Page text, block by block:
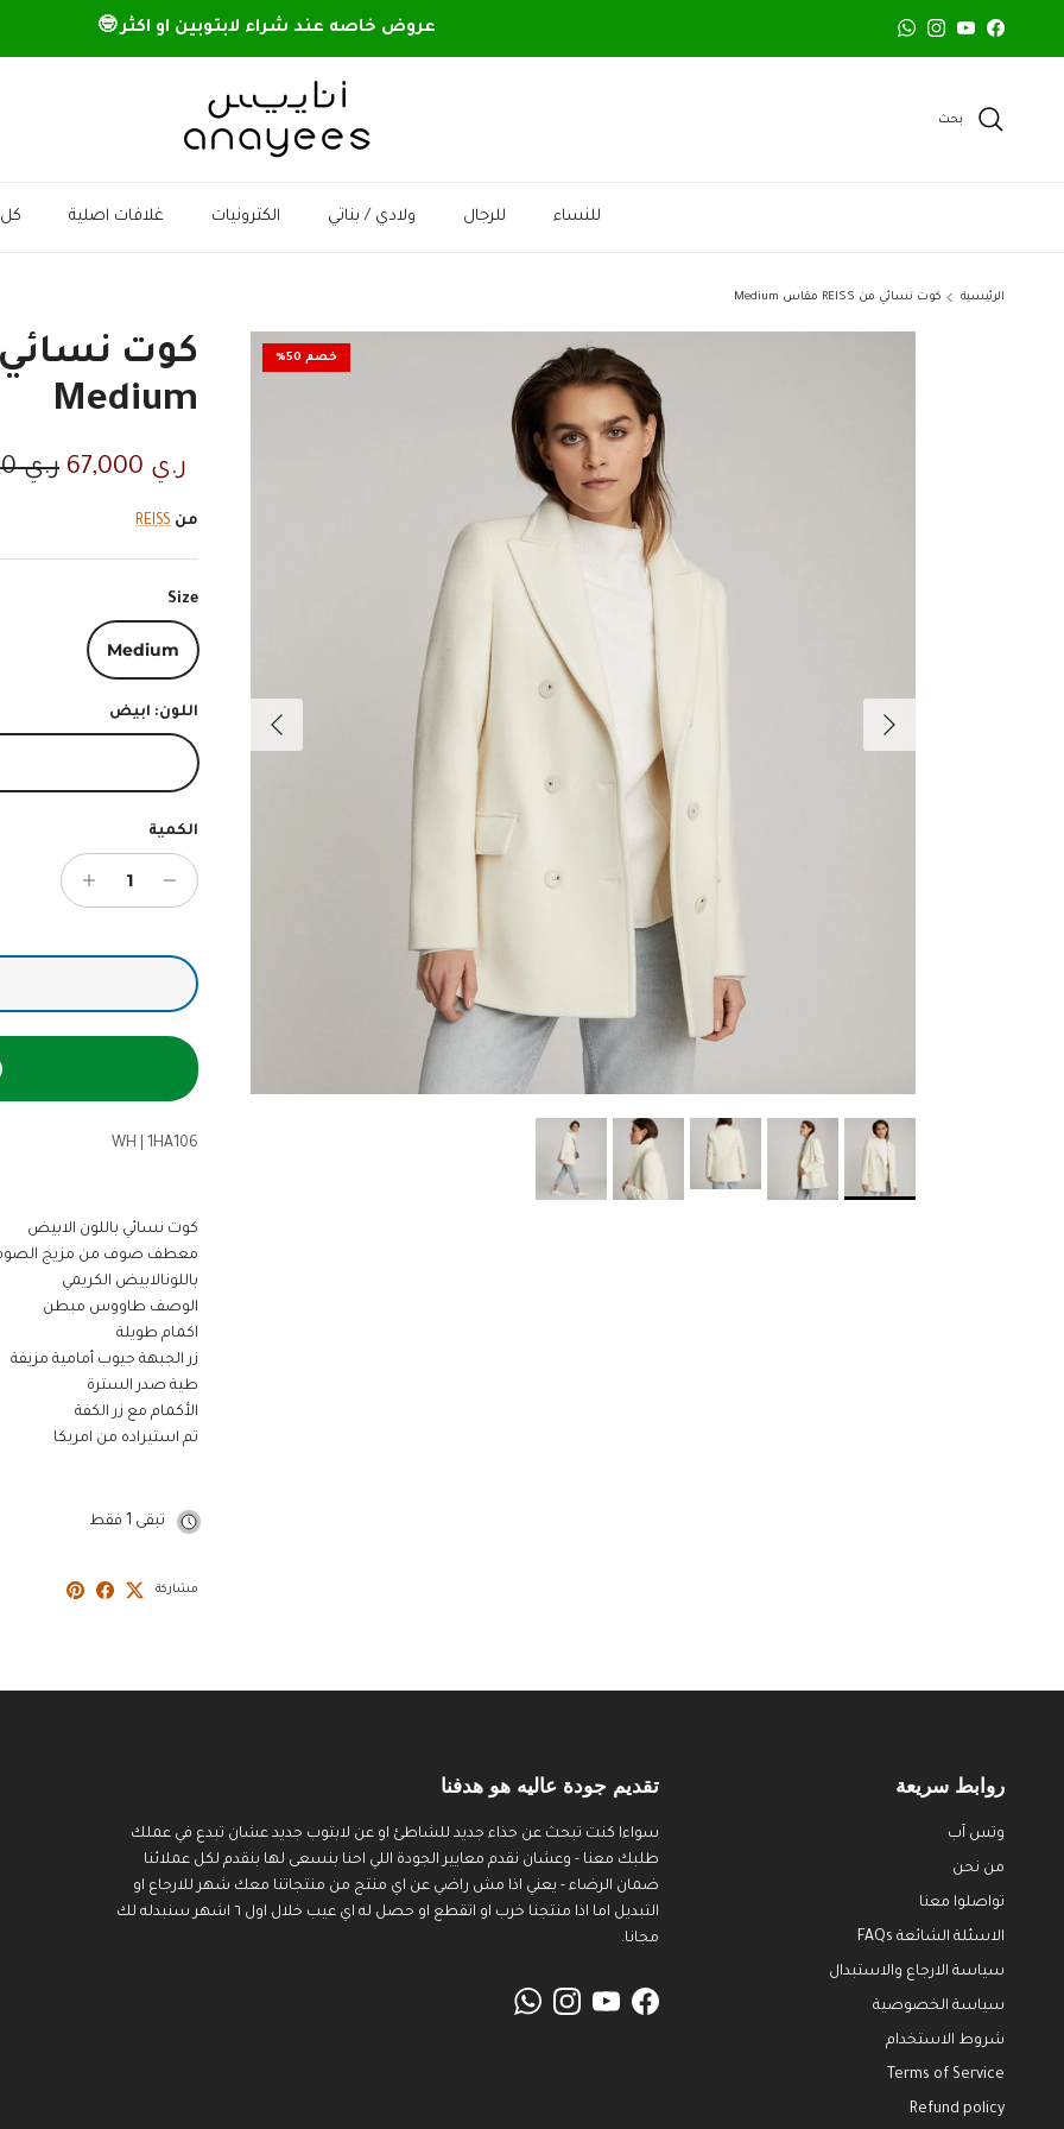
Facebook
YouTube
Instagram
WhatsApp عروض خاصه عند شراء لابتوبين او اكثر 🤓
بحث
للنساء للرجال ولادي / بناتي الكترونيات غلافات اصلية كل
الرئيسية كوت نسائي من REISS مقاس Medium
السابق التالي
خصم 50%
Medium
السعر الان
ر.ي 67,000 ر.ي 133,500
من REISS
Size
Medium
اللون: ابيض
الكمية
WH 1HA106
كوت نسائي باللون الابيض
معطف صوف من مزيج الصوف
باللونالابيض الكريمي
الوصف طاووس مبطن
اكمام طويلة
زر الجبهة جيوب أمامية مزيفة
طية صدر السترة
الأكمام مع زر الكفة
تم استيراده من امريكا
تبقى 1 فقط
مشاركة
روابط سريعة
وتس آب
من نحن
تواصلوا معنا
الاسئلة الشائعة FAQs
سياسة الارجاع والاستبدال
سياسة الخصوصية
شروط الاستخدام
Terms of Service
Refund policy
تقديم جودة عاليه هو هدفنا
سواءا كنت تبحث عن حذاء جديد للشاطئ او عن لابتوب جديد عشان تبدع في عملك
طلبك معنا - وعشان نقدم معايير الجودة اللي احنا بنسعى لها بنقدم لكل عملائنا
ضمان الرضاء - يعني اذا مش راضي عن اي منتج من منتجاتنا معك شهر للارجاع او
التبديل اما اذا منتجنا خرب او اتقطع او حصل له اي عيب خلال اول ٦ اشهر سنبدله لك
مجانا.
Facebook
YouTube
Instagram
WhatsApp